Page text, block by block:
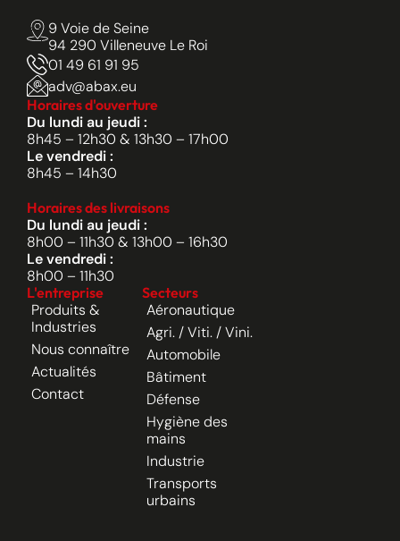
9 Voie de Seine
94 290 Villeneuve Le Roi
01 49 61 91 95
adv@abax.eu
Horaires d'ouverture
Du lundi au jeudi :
8h45 – 12h30 & 13h30 – 17h00
Le vendredi :
8h45 – 14h30
Horaires des livraisons
Du lundi au jeudi :
8h00 – 11h30 & 13h00 – 16h30
Le vendredi :
8h00 – 11h30
L'entreprise
Produits &
Industries
Nous connaître
Actualités
Contact
Secteurs
Aéronautique
Agri. / Viti. / Vini.
Automobile
Bâtiment
Défense
Hygiène des
mains
Industrie
Transports
urbains